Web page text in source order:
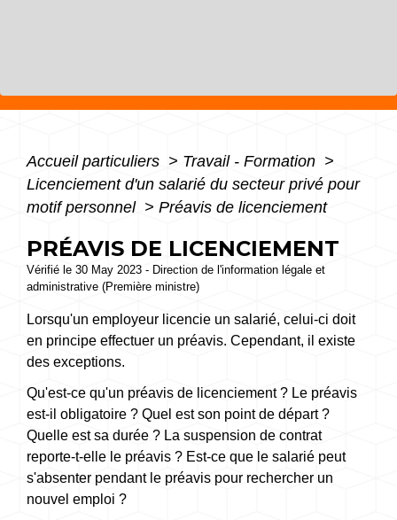
Accueil particuliers > Travail - Formation >
Licenciement d'un salarié du secteur privé pour
motif personnel > Préavis de licenciement
PRÉAVIS DE LICENCIEMENT
Vérifié le 30 May 2023 - Direction de l'information légale et
administrative (Première ministre)
Lorsqu'un employeur licencie un salarié, celui-ci doit
en principe effectuer un préavis. Cependant, il existe
des exceptions.
Qu'est-ce qu'un préavis de licenciement ? Le préavis
est-il obligatoire ? Quel est son point de départ ?
Quelle est sa durée ? La suspension de contrat
reporte-t-elle le préavis ? Est-ce que le salarié peut
s'absenter pendant le préavis pour rechercher un
nouvel emploi ?